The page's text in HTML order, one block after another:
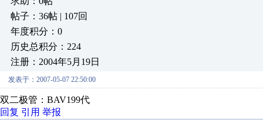
帖子：36帖 | 107回
年度积分：0
历史总积分：224
注册：2004年5月19日
发表于：2007-05-07 22:50:00
双二极管：BAV199代
回复 引用 举报